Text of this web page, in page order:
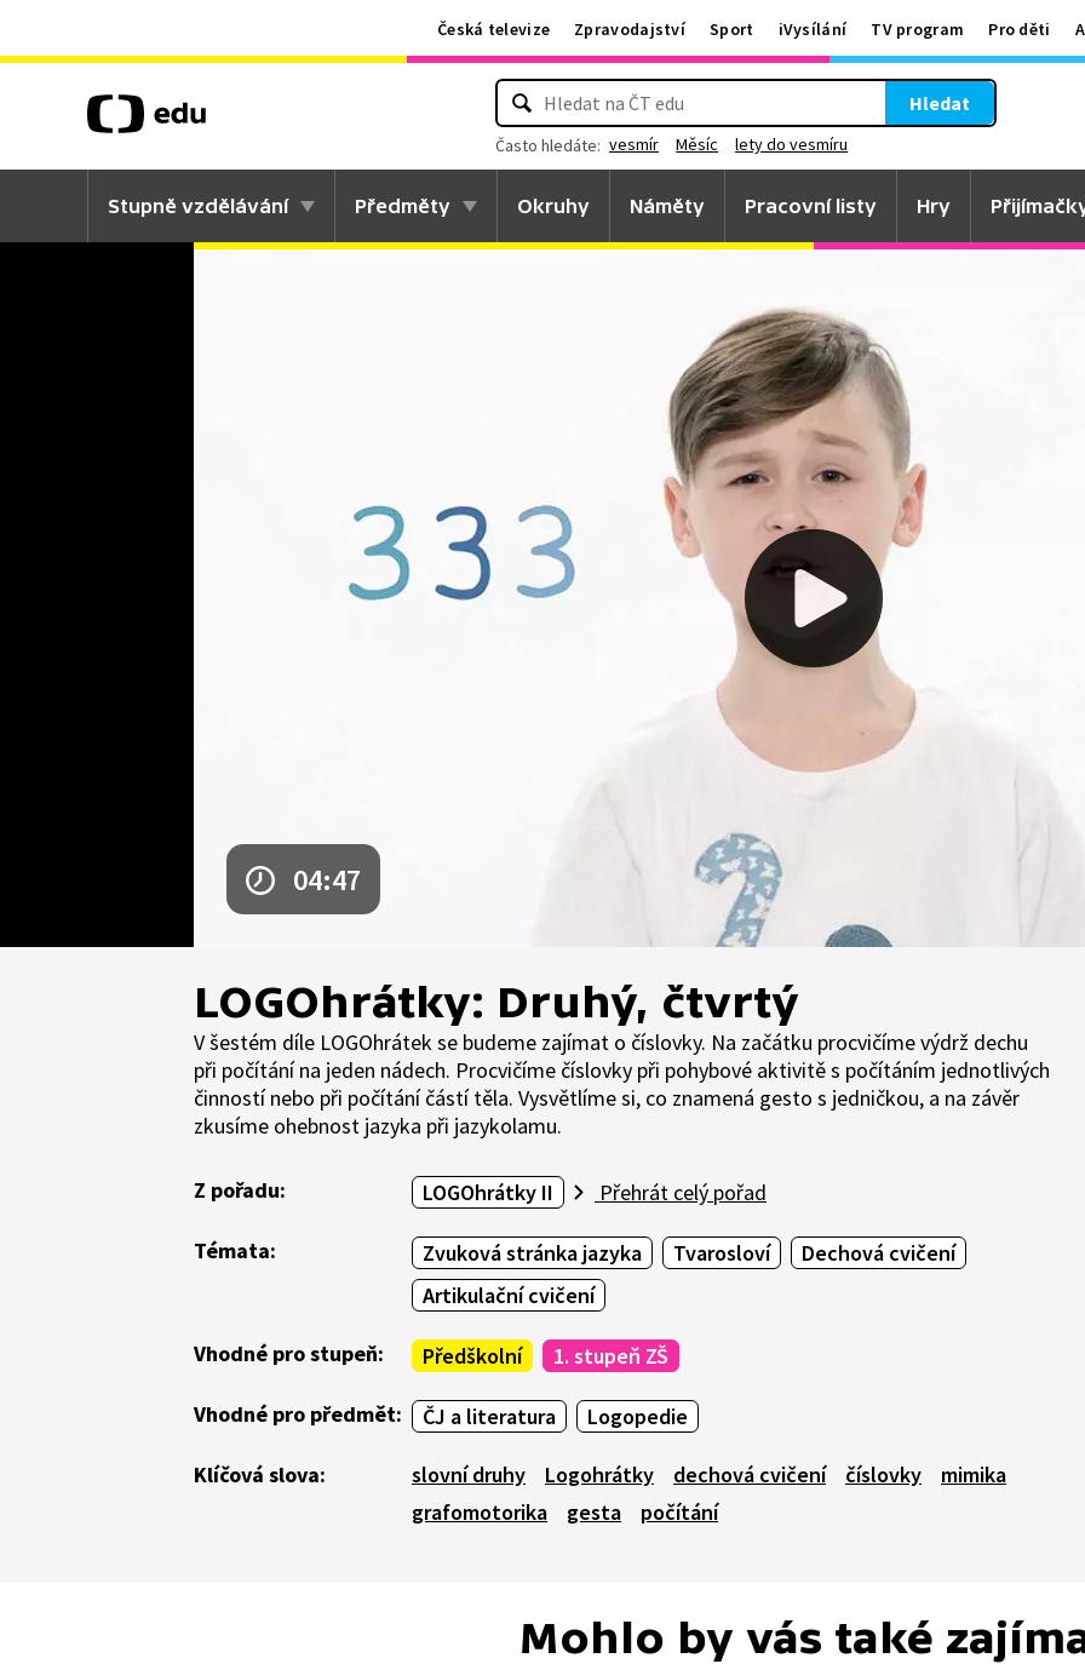
Česká televize Zpravodajství Sport iVysílání TV program Pro děti
Hledat
Často hledáte: vesmír Měsíc lety do vesmíru
Stupně vzdělávání Předměty Okruhy Náměty Pracovní listy Hry
04:47
LOGOhrátky: Druhý, čtvrtý
V šestém díle LOGOhrátek se budeme zajímat o číslovky. Na začátku procvičíme výdrž dechu
při počítání na jeden nádech. Procvičíme číslovky při pohybové aktivitě s počítáním jednotlivých
činností nebo při počítání částí těla. Vysvětlíme si, co znamená gesto s jedničkou, a na závěr
zkusíme ohebnost jazyka při jazykolamu.
Z pořadu: LOGOhrátky II Přehrát celý pořad
Témata: Zvuková stránka jazyka Tvarosloví
Dechová cvičení
Artikulační cvičení
Vhodné pro stupeň: Předškolní 1. stupeň ZŠ
Vhodné pro předmět: ČJ a literatura Logopedie
Klíčová slova: slovní druhy Logohrátky dechová cvičení číslovky
mimika
grafomotorika
gesta počítání
Mohlo by vás také